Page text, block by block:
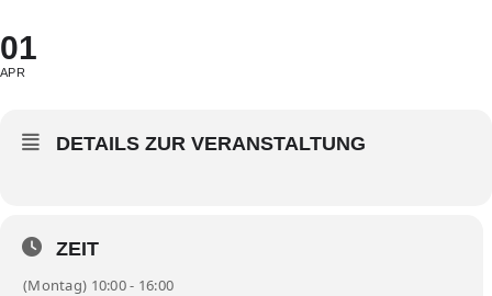
01
APR
DETAILS ZUR VERANSTALTUNG
ZEIT
(Montag) 10:00 - 16:00